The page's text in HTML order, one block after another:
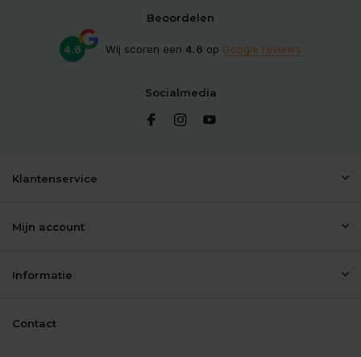
Beoordelen
4.6 Wij scoren een 4.6 op Google reviews
Socialmedia
Klantenservice
Mijn account
Informatie
Contact